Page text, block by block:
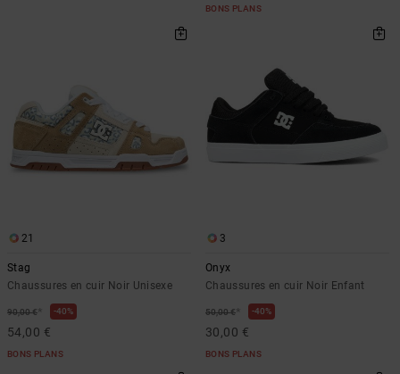
BONS PLANS
21
Stag
Chaussures en cuir Noir Unisexe
90,00 €* 40%
54,00 €
BONS PLANS
3
Onyx
Chaussures en cuir Noir Enfant
50,00 €* 40%
30,00 €
BONS PLANS